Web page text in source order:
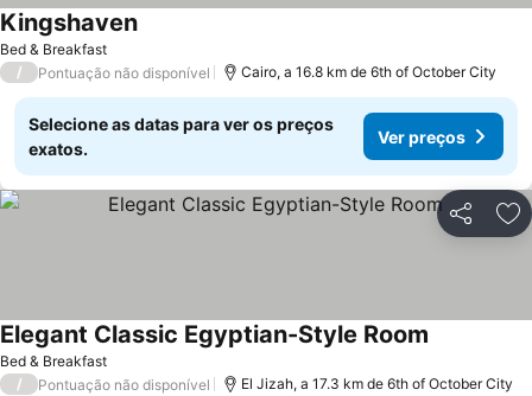
Bed & Breakfast
Kingshaven
/ Pontuação não disponível Cairo, a 16.8 km de 6th of October City
Selecione as datas para ver os preços
exatos.
Ver preços
Partilhar
Bed & Breakfast
Elegant Classic Egyptian-Style Room
/ Pontuação não disponível El Jizah, a 17.3 km de 6th of October City